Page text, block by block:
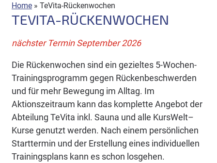
Home » TeVita-Rückenwochen
TEVITA-RÜCKENWOCHEN
nächster Termin September 2026
Die Rückenwochen sind ein gezieltes 5-Wochen-
Trainingsprogramm gegen Rückenbeschwerden
und für mehr Bewegung im Alltag. Im
Aktionszeitraum kann das komplette Angebot der
Abteilung TeVita inkl. Sauna und alle KursWelt–
Kurse genutzt werden. Nach einem persönlichen
Starttermin und der Erstellung eines individuellen
Trainingsplans kann es schon losgehen.